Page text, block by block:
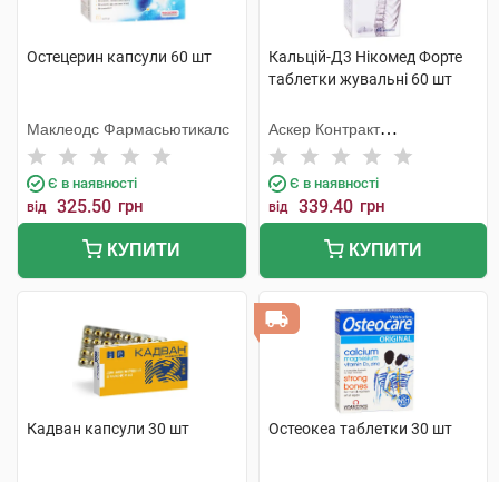
Остецерин капсули 60 шт
Маклеодс Фармасьютикалс
Є в наявності
від 325.50 грн
КУПИТИ
Кальцій-Д3 Нікомед Форте
таблетки жувальні 60 шт
Аскер Контракт
Мануфекчерінг АС
Є в наявності
від 339.40 грн
КУПИТИ
Кадван капсули 30 шт Остеокеа таблетки 30 шт